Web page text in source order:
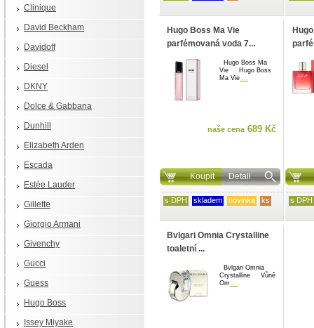
Clinique
David Beckham
Davidoff
Diesel
DKNY
Dolce & Gabbana
Dunhill
Elizabeth Arden
Escada
Estée Lauder
Gillette
Giorgio Armani
Givenchy
Gucci
Guess
Hugo Boss
Issey Miyake
Hugo Boss Ma Vie
parfémovaná voda 7...
Hugo Boss Ma
Vie Hugo Boss
Ma Vie ...
naše cena689 Kč
Koupit Detail
s DPH skladem novinka ks s DPH
Bvlgari Omnia Crystalline
toaletní ...
Bvlgari Omnia
Crystalline Vůně
Om ...